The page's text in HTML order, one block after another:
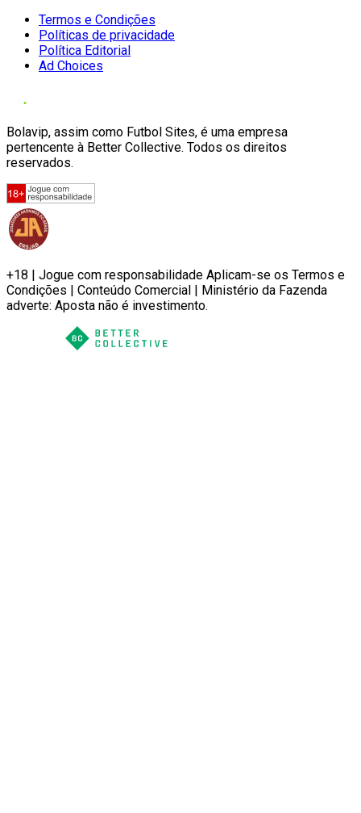
Termos e Condições
Políticas de privacidade
Política Editorial
Ad Choices
Bolavip, assim como Futbol Sites, é uma empresa
pertencente à Better Collective. Todos os direitos
reservados.
+18 | Jogue com responsabilidade Aplicam-se os Termos e
Condições | Conteúdo Comercial | Ministério da Fazenda
adverte: Aposta não é investimento.